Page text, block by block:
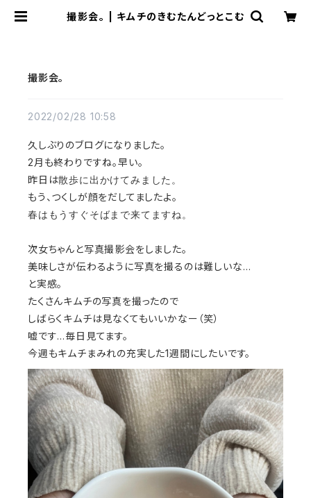
撮影会。 | キムチのきむたんどっとこむ
撮影会。
2022/02/28 10:58
久しぶりのブログになりました。
2月も終わりですね。早い。
昨日は散歩に出かけてみました。
もう、つくしが顔をだしてましたよ。
春はもうすぐそばまで来てますね。
次女ちゃんと写真撮影会をしました。
美味しさが伝わるように写真を撮るのは難しいな…
と実感。
たくさんキムチの写真を撮ったので
しばらくキムチは見なくてもいいかなー（笑）
嘘です…毎日見てます。
今週もキムチまみれの充実した1週間にしたいです。